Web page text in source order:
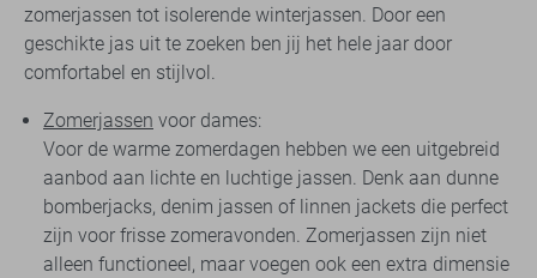
zomerjassen tot isolerende winterjassen. Door een
geschikte jas uit te zoeken ben jij het hele jaar door
comfortabel en stijlvol.
Zomerjassen voor dames:
Voor de warme zomerdagen hebben we een uitgebreid
aanbod aan lichte en luchtige jassen. Denk aan dunne
bomberjacks, denim jassen of linnen jackets die perfect
zijn voor frisse zomeravonden. Zomerjassen zijn niet
alleen functioneel, maar voegen ook een extra dimensie